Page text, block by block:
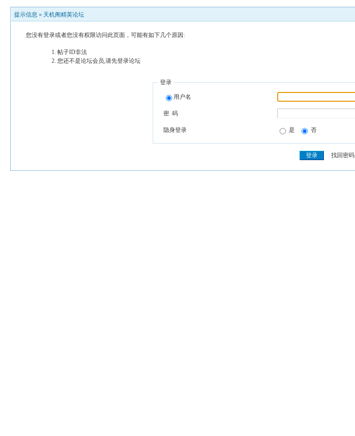
提示信息 » 天机阁精英论坛
您没有登录或者您没有权限访问此页面，可能有如下几个原因:
帖子ID非法
您还不是论坛会员,请先登录论坛
登录
用户名
密 码
隐身登录 是 否
找回密码